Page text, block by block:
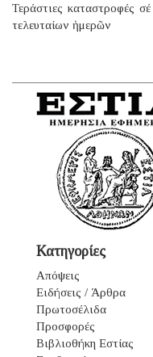
Τεράστιες καταστροφές
τελευταίων ἡμερῶν
Κατηγορίες
Απόψεις
Ειδήσεις / Άρθρα
Πρωτοσέλιδα
Προσφορές
Βιβλιοθήκη Εστίας